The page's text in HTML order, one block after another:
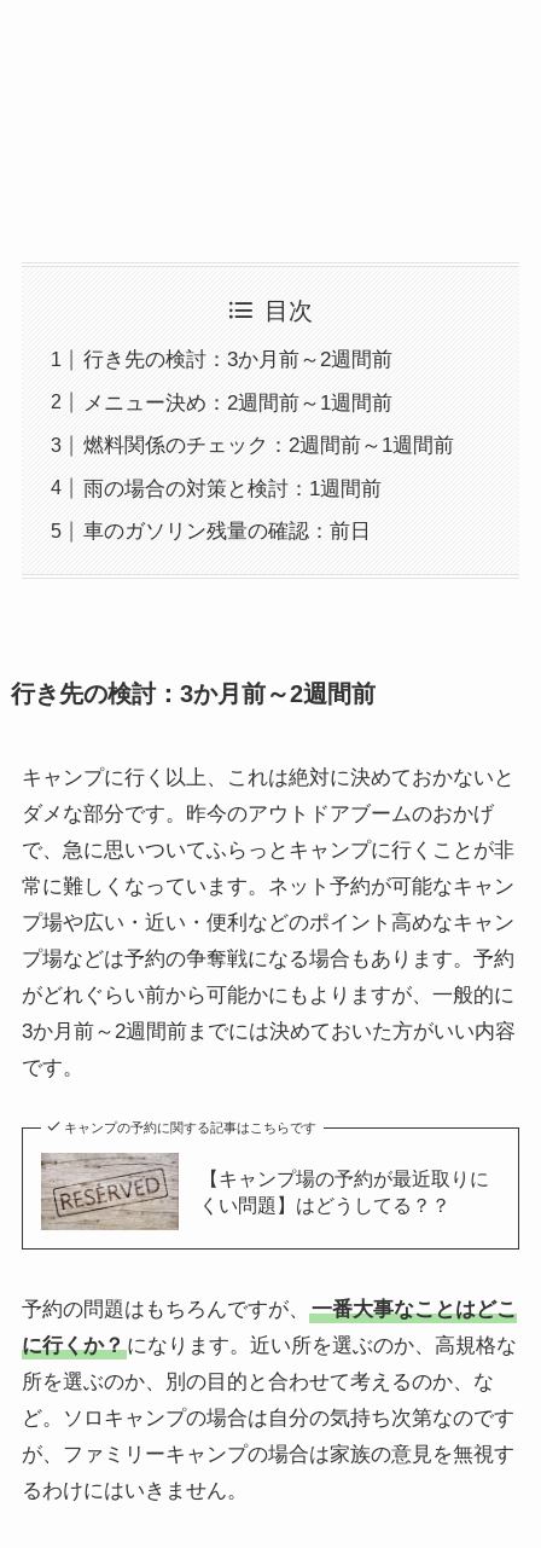
目次
行き先の検討：3か月前～2週間前
メニュー決め：2週間前～1週間前
燃料関係のチェック：2週間前～1週間前
雨の場合の対策と検討：1週間前
車のガソリン残量の確認：前日
行き先の検討：3か月前～2週間前
キャンプに行く以上、これは絶対に決めておかないと
ダメな部分です。昨今のアウトドアブームのおかげ
で、急に思いついてふらっとキャンプに行くことが非
常に難しくなっています。ネット予約が可能なキャン
プ場や広い・近い・便利などのポイント高めなキャン
プ場などは予約の争奪戦になる場合もあります。予約
がどれぐらい前から可能かにもよりますが、一般的に
3か月前～2週間前までには決めておいた方がいい内容
です。
キャンプの予約に関する記事はこちらです
【キャンプ場の予約が最近取りに
くい問題】はどうしてる？？
予約の問題はもちろんですが、
一番大事なことはどこ
に行くか？になります。近い所を選ぶのか、高規格な
所を選ぶのか、別の目的と合わせて考えるのか、な
ど。ソロキャンプの場合は自分の気持ち次第なのです
が、ファミリーキャンプの場合は家族の意見を無視す
るわけにはいきません。